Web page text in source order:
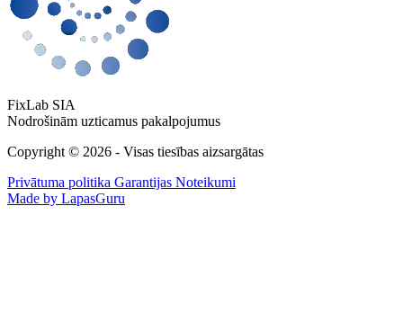
FixLab SIA
Nodrošinām uzticamus pakalpojumus
Copyright © 2026 - Visas tiesības aizsargātas
Privātuma politika Garantijas Noteikumi
Made by LapasGuru